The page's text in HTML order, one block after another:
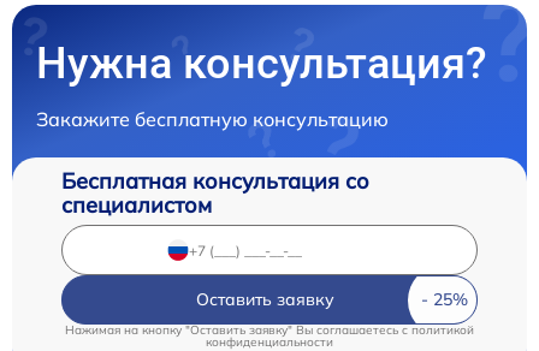
Нужна консультация?
Закажите бесплатную консультацию
Бесплатная консультация со
специалистом
Оставить заявку
Нажимая на кнопку "Оставить заявку" Вы соглашаетесь c политикой
конфиденциальности